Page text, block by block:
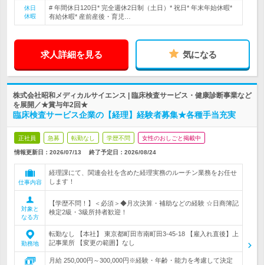
休日
休暇
# 年間休日120日* 完全週休2日制（土日）* 祝日* 年末年始休暇*
有給休暇* 産前産後・育児…
求人詳細を見る 気になる
株式会社昭和メディカルサイエンス | 臨床検査サービス・健康診断事業など
を展開／★賞与年2回★
臨床検査サービス企業の【経理】経験者募集★各種手当充実
正社員 急募 転勤なし 学歴不問 女性のおしごと掲載中
情報更新日：2026/07/13 終了予定日： 2026/08/24
仕事内容
経理課にて、関連会社を含めた経理実務のルーチン業務をお任せ
します！
対象と
なる方
【学歴不問！】＜必須＞◆月次決算・補助などの経験 ☆日商簿記
検定2級・3級所持者歓迎！
勤務地
転勤なし 【本社】 東京都町田市南町田3-45-18 【雇入れ直後】上
記事業所 【変更の範囲】なし
月給 250,000円～300,000円※経験・年齢・能力を考慮して決定